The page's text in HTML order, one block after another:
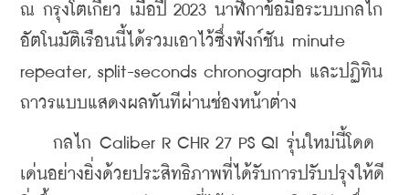
ณ กรุงโตเกียว เมื่อปี 2023 นาฬิกาข้อมือระบบกลไก
อัตโนมัติเรือนนี้ได้รวมเอาไว้ซึ่งฟังก์ชัน minute
repeater, split-seconds chronograph และปฏิทิน
ถาวรแบบแสดงผลทันทีผ่านช่องหน้าต่าง
กลไก Caliber R CHR 27 PS QI รุ่นใหม่นี้โดด
เด่นอย่างยิ่งด้วยประสิทธิภาพที่ได้รับการปรับปรุงให้ดี